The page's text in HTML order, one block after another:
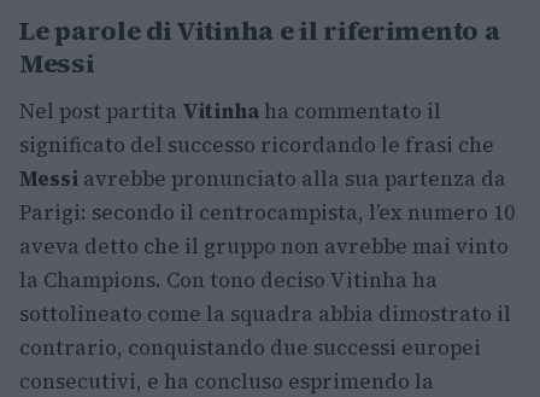
Le parole di Vitinha e il riferimento a
Messi
Nel post partita Vitinha ha commentato il
significato del successo ricordando le frasi che
Messi avrebbe pronunciato alla sua partenza da
Parigi: secondo il centrocampista, l’ex numero 10
aveva detto che il gruppo non avrebbe mai vinto
la Champions. Con tono deciso Vitinha ha
sottolineato come la squadra abbia dimostrato il
contrario, conquistando due successi europei
consecutivi, e ha concluso esprimendo la